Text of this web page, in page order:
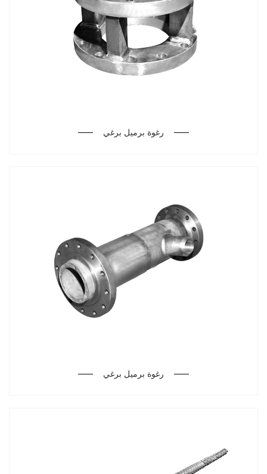
رغوة برميل برغي
رغوة برميل برغي